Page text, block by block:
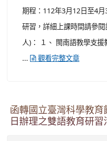
期程：112年3月12日至4
研習，詳細上課時間請參
人)： １、 閩南語教學支援
...
觀看完整文章
函轉國立臺灣科學教育
日辦理之雙語教育研